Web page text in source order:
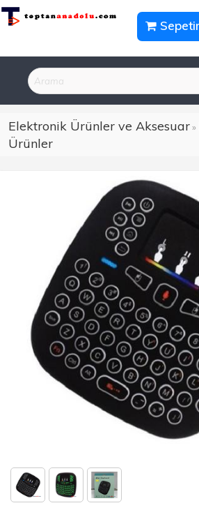
Elektronik Ürünler ve Aksesuar»
Ürünler